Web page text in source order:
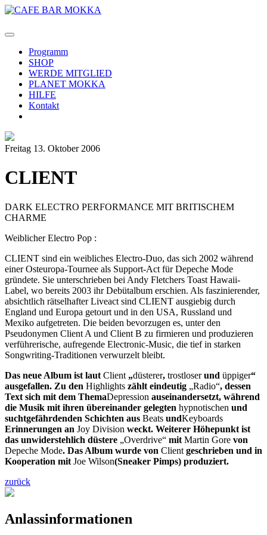
Programm
SHOP
WERDE MITGLIED
PLANET MOKKA
HILFE
Kontakt
Freitag 13. Oktober 2006
CLIENT
DARK ELECTRO PERFORMANCE MIT BRITISCHEM
CHARME
Weiblicher Electro Pop :
CLIENT sind ein weibliches Electro-Duo, das sich 2002 während
einer Osteuropa-Tournee als Support-Act für Depeche Mode
gründete. Sie unterschrieben bei Andy Fletchers Toast Hawaii-
Label, wo bereits 2003 ihr Debütalbum erschien. Als faszinierender,
absichtlich rätselhafter Liveact sind CLIENT ausgiebig durch
England und Europa getourt und in den USA, Russland und
Mexiko aufgetreten. Die beiden bevorzugen es, unter den
Pseudonymen Client A und Client B zu firmieren und produzieren
verführerische, aufregende Electronic-Music, die tief in starken
Songwriting-Traditionen verwurzelt bleibt.
Das neue Album ist laut Client „düsterer, trostloserund üppiger“
ausgefallen. Zu den Highlights zählt eindeutig „Radio“, dessen
Text sich mit dem ThemaDepression auseinandersetzt, während
die Musik mit ihren übereinander gelegten hypnotischen und
suchtgefährdenden Schichten aus Beats undKeyboards
Erinnerungen an Joy Division weckt. Weiterer Höhepunkt ist
das unwiderstehlich düstere „Overdrive“ mit Martin Gore von
Depeche Mode. Das Album wurde von Client geschrieben und in
Kooperation mit Joe Wilson(Sneaker Pimps) produziert.
zurück
Anlassinformationen